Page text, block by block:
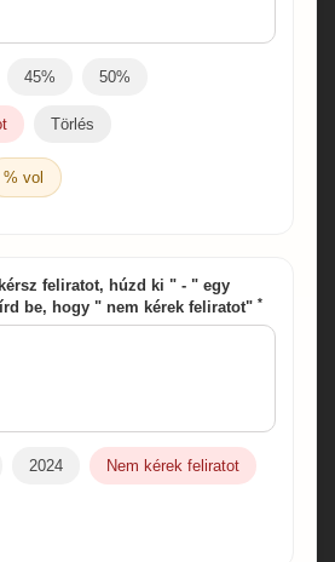
45% 50%
Törlés
% vol
feliratot, húzd ki " - " egy
be, hogy " nem kérek feliratot" *
2024 Nem kérek feliratot